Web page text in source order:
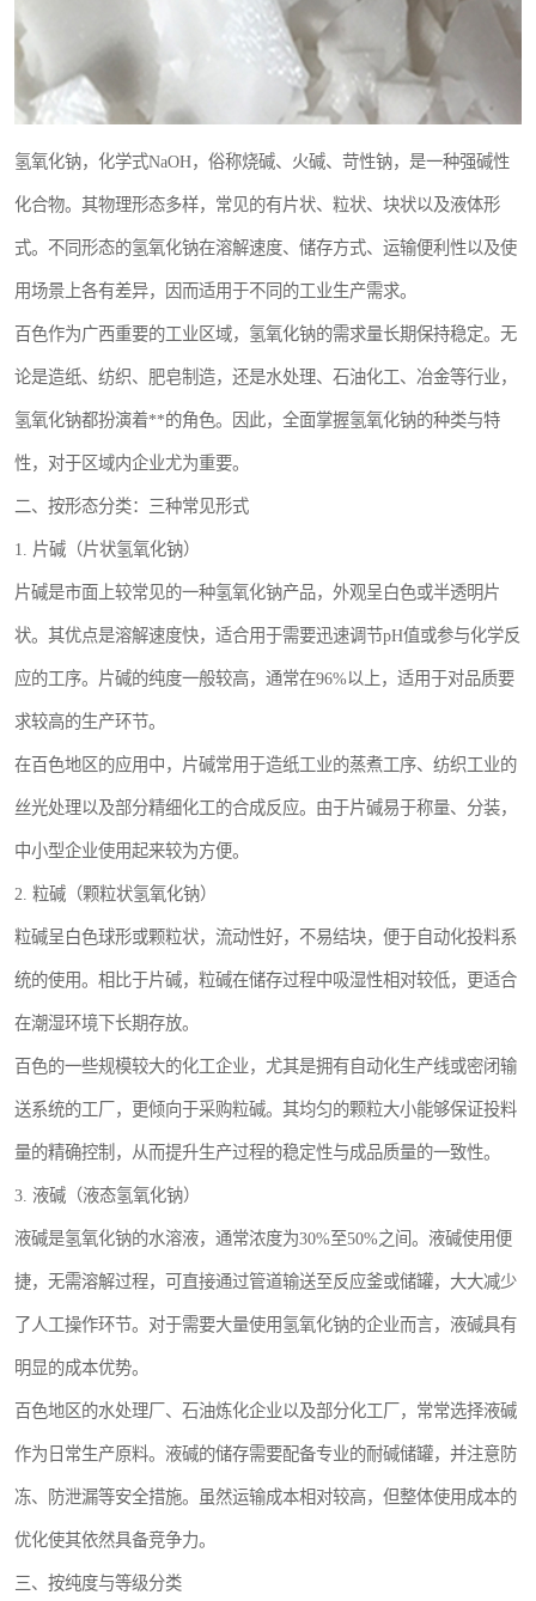
氢氧化钠，化学式NaOH，俗称烧碱、火碱、苛性钠，是一种强碱性
化合物。其物理形态多样，常见的有片状、粒状、块状以及液体形
式。不同形态的氢氧化钠在溶解速度、储存方式、运输便利性以及使
用场景上各有差异，因而适用于不同的工业生产需求。
百色作为广西重要的工业区域，氢氧化钠的需求量长期保持稳定。无
论是造纸、纺织、肥皂制造，还是水处理、石油化工、冶金等行业，
氢氧化钠都扮演着**的角色。因此，全面掌握氢氧化钠的种类与特
性，对于区域内企业尤为重要。
二、按形态分类：三种常见形式
1. 片碱（片状氢氧化钠）
片碱是市面上较常见的一种氢氧化钠产品，外观呈白色或半透明片
状。其优点是溶解速度快，适合用于需要迅速调节pH值或参与化学反
应的工序。片碱的纯度一般较高，通常在96%以上，适用于对品质要
求较高的生产环节。
在百色地区的应用中，片碱常用于造纸工业的蒸煮工序、纺织工业的
丝光处理以及部分精细化工的合成反应。由于片碱易于称量、分装，
中小型企业使用起来较为方便。
2. 粒碱（颗粒状氢氧化钠）
粒碱呈白色球形或颗粒状，流动性好，不易结块，便于自动化投料系
统的使用。相比于片碱，粒碱在储存过程中吸湿性相对较低，更适合
在潮湿环境下长期存放。
百色的一些规模较大的化工企业，尤其是拥有自动化生产线或密闭输
送系统的工厂，更倾向于采购粒碱。其均匀的颗粒大小能够保证投料
量的精确控制，从而提升生产过程的稳定性与成品质量的一致性。
3. 液碱（液态氢氧化钠）
液碱是氢氧化钠的水溶液，通常浓度为30%至50%之间。液碱使用便
捷，无需溶解过程，可直接通过管道输送至反应釜或储罐，大大减少
了人工操作环节。对于需要大量使用氢氧化钠的企业而言，液碱具有
明显的成本优势。
百色地区的水处理厂、石油炼化企业以及部分化工厂，常常选择液碱
作为日常生产原料。液碱的储存需要配备专业的耐碱储罐，并注意防
冻、防泄漏等安全措施。虽然运输成本相对较高，但整体使用成本的
优化使其依然具备竞争力。
三、按纯度与等级分类